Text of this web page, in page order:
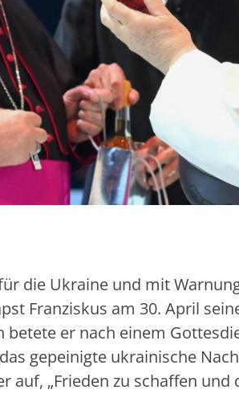
die Ukraine und mit
Franziskus am 30. April
betete er nach einem
gepeinigte ukrainische
auf, „Frieden zu schaffen